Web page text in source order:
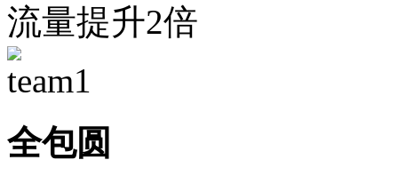
流量提升2倍
全包圆